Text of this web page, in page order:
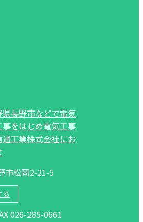
市松岡2-21-5
026-285-0661